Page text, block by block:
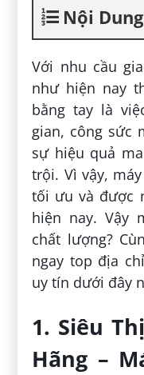
Nội
Với nhu cầu
như hiện nay
bằng tay là
gian, công sức
sự hiệu quả
trội. Vì vậy,
tối ưu và được
hiện nay. Vậy
chất lượng?
ngay top địa
uy tín dưới đây
1. Siêu
Hãng –